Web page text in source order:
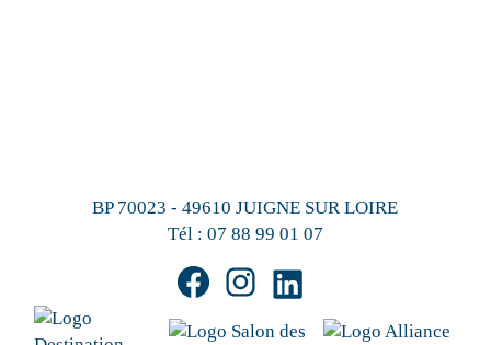
BP 70023 - 49610 JUIGNE SUR LOIRE
Tél : 07 88 99 01 07